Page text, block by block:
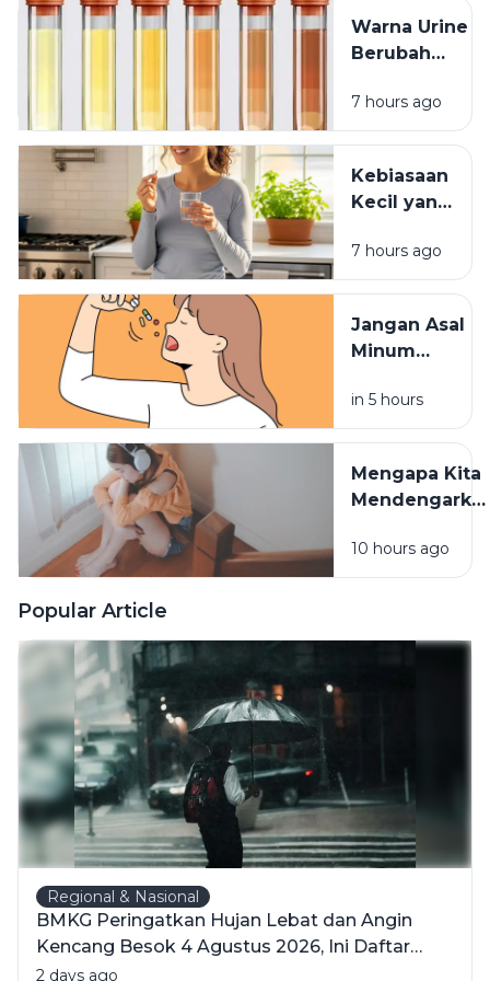
Warna Urine
Berubah
Minum
Vitamin? Ini
Penjelasannya
7 hours ago
Kebiasaan
Kecil yang
Vitamin
Tidak
Maksimal
7 hours ago
Jangan Asal
Minum
Waktu
Konsumsinya
Berpengaruh
in 5 hours
Mengapa Kita
Saat Hati
Sedang
10 hours ago
Popular Article
Regional & Nasional
BMKG Peringatkan Hujan Lebat dan Angin
Kencang Besok 4 Agustus 2026, Ini Daftar
Wilayahnya
2 days ago